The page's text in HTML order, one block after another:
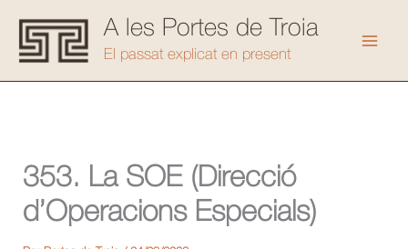
contingut
A les Portes de Troia
El passat explicat en present
353. La SOE (Direcció
d’Operacions Especials)